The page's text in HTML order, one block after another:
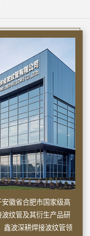
徽省合肥市国家级高
纹管及其衍生产品研
鑫波深耕焊接波纹管领